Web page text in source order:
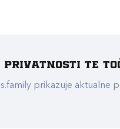
te
prikazuje aktualne